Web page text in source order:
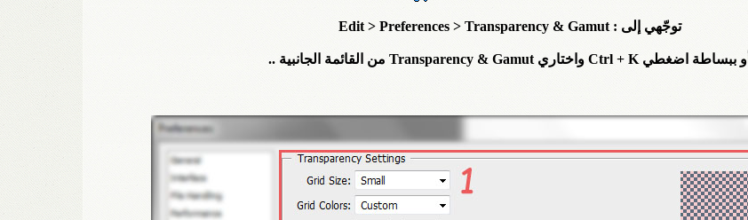
توجّهي إلى : Edit > Preferences > Transparency & Gamut
أو ببساطة اضغطي Ctrl + K واختاري Transparency & Gamut من القائمة الجانبية ..